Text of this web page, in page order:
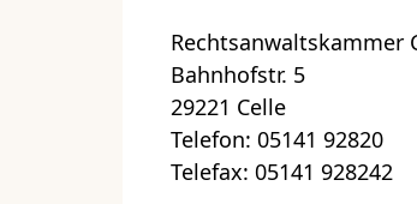
Rechtsanwaltskammer
Bahnhofstr. 5
29221 Celle
Telefon: 05141 92820
Telefax: 05141 928242